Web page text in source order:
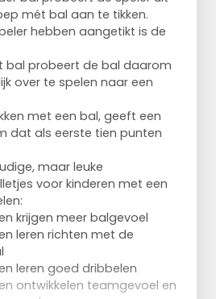
te schiet.
los is mag speler 2 ook
zo snel mogelijk eigen
en proberen te scoren
de rebound gepakt
de baseline is mag er
worden).
voordat speler 1
is speler 1 af en mag niet
speler drie aanspelen
af kan schieten.
rij aansluiten.
1 speler over is.
die aangespeeld moet
aan de juiste kant uitstap om
mét bal aan te tikken.
hebben aangetikt is de
bal probeert de bal daarom
over te spelen naar een
met een bal, geeft een
dat als eerste tien punten
maar leuke
voor kinderen met een
krijgen meer balgevoel
leren richten met de
leren goed dribbelen
ontwikkelen teamgevoel en